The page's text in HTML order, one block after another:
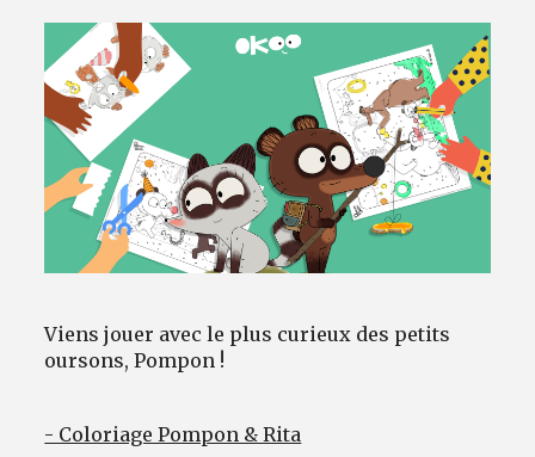
connexion
Avantages fidélité
Programme tv
Viens jouer avec le plus curieux des petits
oursons, Pompon !
- Coloriage Pompon & Rita